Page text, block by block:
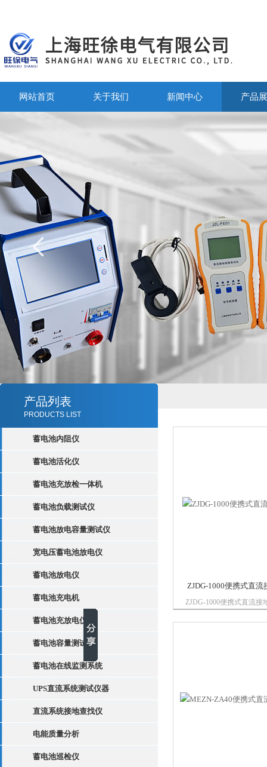
网站首页 关于我们 新闻中心 产品
产品列表
PRODUCTS LIST
蓄电池内阻仪
蓄电池活化仪
蓄电池充放检一体机
蓄电池负载测试仪
蓄电池放电容量测试仪
宽电压蓄电池放电仪
蓄电池放电仪
蓄电池充电机
蓄电池充放电仪
蓄电池容量测试仪
蓄电池在线监测系统
UPS直流系统测试仪器
直流系统接地查找仪
电能质量分析
蓄电池巡检仪
ZJDG-1000便携式直流
ZJDG-1000便携式直流接